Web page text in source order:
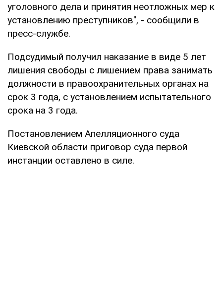
уголовного дела и принятия неотложных мер к
установлению преступников", - сообщили в
пресс-службе.
Подсудимый получил наказание в виде 5 лет
лишения свободы с лишением права занимать
должности в правоохранительных органах на
срок 3 года, с установлением испытательного
срока на 3 года.
Постановлением Апелляционного суда
Киевской области приговор суда первой
инстанции оставлено в силе.